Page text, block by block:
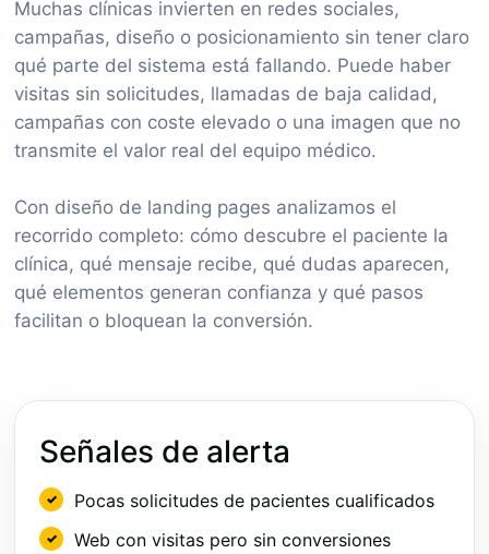
Muchas clínicas invierten en redes sociales,
campañas, diseño o posicionamiento sin tener claro
qué parte del sistema está fallando. Puede haber
visitas sin solicitudes, llamadas de baja calidad,
campañas con coste elevado o una imagen que no
transmite el valor real del equipo médico.
Con diseño de landing pages analizamos el
recorrido completo: cómo descubre el paciente la
clínica, qué mensaje recibe, qué dudas aparecen,
qué elementos generan confianza y qué pasos
facilitan o bloquean la conversión.
Señales de alerta
Pocas solicitudes de pacientes cualificados
Web con visitas pero sin conversiones